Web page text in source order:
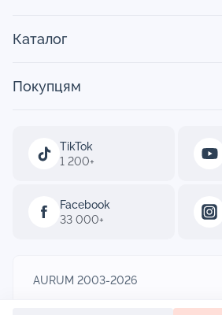
TikTok
1 200+
Facebook
33 000+
Каталог
Покупцям
AURUM 2003-2026